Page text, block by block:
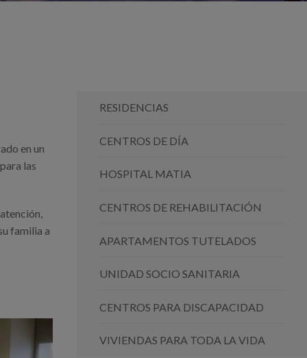
en un
las
familia a
RESIDENCIAS
CENTROS DE DÍA
HOSPITAL MATIA
CENTROS DE REHABILITACIÓN
APARTAMENTOS TUTELADOS
UNIDAD SOCIO SANITARIA
CENTROS PARA DISCAPACIDAD
VIVIENDAS PARA TODA LA VIDA